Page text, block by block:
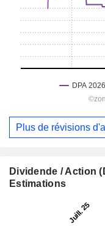
Plus de révisions
Dividende / Action
Estimations